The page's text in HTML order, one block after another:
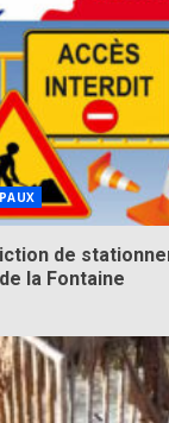
de
la Fontaine